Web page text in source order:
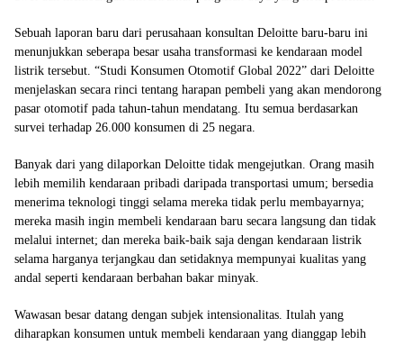
Sebuah laporan baru dari perusahaan konsultan Deloitte baru-baru ini
menunjukkan seberapa besar usaha transformasi ke kendaraan model
listrik tersebut. “Studi Konsumen Otomotif Global 2022” dari Deloitte
menjelaskan secara rinci tentang harapan pembeli yang akan mendorong
pasar otomotif pada tahun-tahun mendatang. Itu semua berdasarkan
survei terhadap 26.000 konsumen di 25 negara.
Banyak dari yang dilaporkan Deloitte tidak mengejutkan. Orang masih
lebih memilih kendaraan pribadi daripada transportasi umum; bersedia
menerima teknologi tinggi selama mereka tidak perlu membayarnya;
mereka masih ingin membeli kendaraan baru secara langsung dan tidak
melalui internet; dan mereka baik-baik saja dengan kendaraan listrik
selama harganya terjangkau dan setidaknya mempunyai kualitas yang
andal seperti kendaraan berbahan bakar minyak.
Wawasan besar datang dengan subjek intensionalitas. Itulah yang
diharapkan konsumen untuk membeli kendaraan yang dianggap lebih